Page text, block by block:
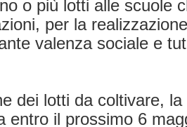
o più lotti alle scuole
per la
valenza sociale e
dei lotti da coltivare,
entro il prossimo 6